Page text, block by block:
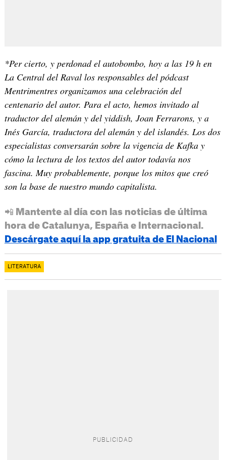
*Per cierto, y perdonad el autobombo, hoy a las 19 h en
La Central del Raval los responsables del pódcast
Mentrimentres organizamos una celebración del
centenario del autor. Para el acto, hemos invitado al
traductor del alemán y del yiddish, Joan Ferrarons, y a
Inés García, traductora del alemán y del islandés. Los dos
especialistas conversarán sobre la vigencia de Kafka y
cómo la lectura de los textos del autor todavía nos
fascina. Muy probablemente, porque los mitos que creó
son la base de nuestro mundo capitalista.
📲 Mantente al día con las noticias de última
hora de Catalunya, España e Internacional.
Descárgate aquí la app gratuita de El Nacional
LITERATURA